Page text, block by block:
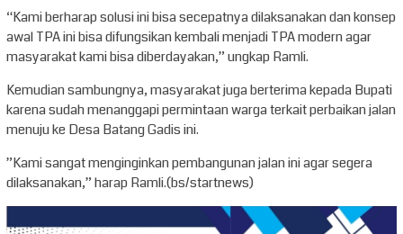
“Kami berharap solusi ini bisa secepatnya dilaksanakan dan konsep
awal TPA ini bisa difungsikan kembali menjadi TPA modern agar
masyarakat kami bisa diberdayakan,” ungkap Ramli.
Kemudian sambungnya, masyarakat juga berterima kepada Bupati
karena sudah menanggapi permintaan warga terkait perbaikan jalan
menuju ke Desa Batang Gadis ini.
”Kami sangat menginginkan pembangunan jalan ini agar segera
dilaksanakan,” harap Ramli.(bs/startnews)